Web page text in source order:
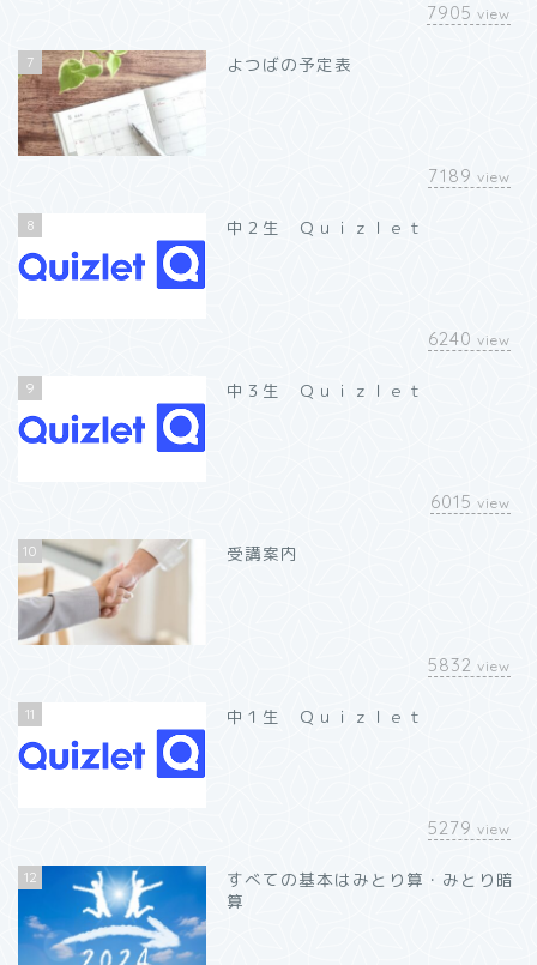
7905 view
7 よつばの予定表
7189 view
8 中２生 Ｑｕｉｚｌｅｔ
6240 view
9 中３生 Ｑｕｉｚｌｅｔ
6015 view
10 受講案内
5832 view
11 中１生 Ｑｕｉｚｌｅｔ
5279 view
12
すべての基本はみとり算・みとり暗
算